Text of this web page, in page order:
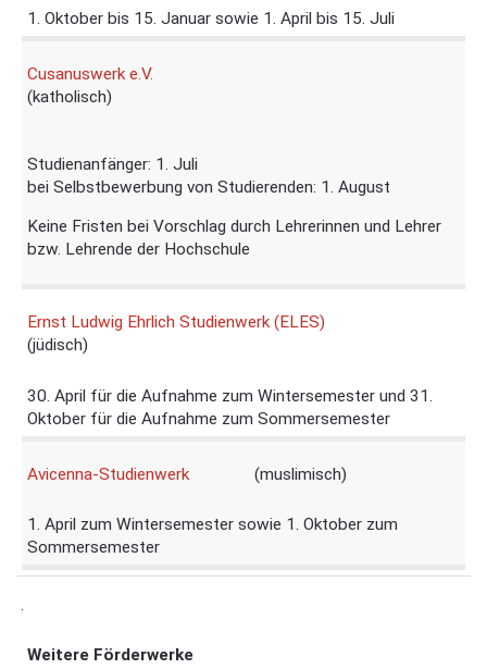
1. Oktober bis 15. Januar sowie 1. April bis 15. Juli
Cusanuswerk e.V.
(katholisch)
Studienanfänger: 1. Juli
bei Selbstbewerbung von Studierenden: 1. August
Keine Fristen bei Vorschlag durch Lehrerinnen und Lehrer
bzw. Lehrende der Hochschule
Ernst Ludwig Ehrlich Studienwerk (ELES)
(jüdisch)
30. April für die Aufnahme zum Wintersemester und 31.
Oktober für die Aufnahme zum Sommersemester
Avicenna-Studienwerk (muslimisch)
1. April zum Wintersemester sowie 1. Oktober zum
Sommersemester
.
Weitere Förderwerke